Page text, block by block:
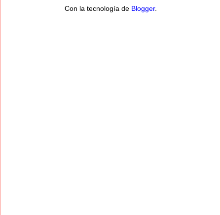
Con la tecnología de Blogger.